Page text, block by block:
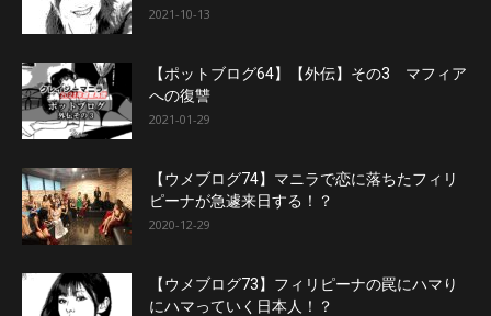
2021-10-13
【ポットブログ64】【外伝】その3 マフィア
への復讐
2021-01-29
【ウメブログ74】マニラで恋に落ちたフィリ
ピーナが急遽来日する！？
2020-12-29
【ウメブログ73】フィリピーナの罠にハマり
にハマっていく日本人！？